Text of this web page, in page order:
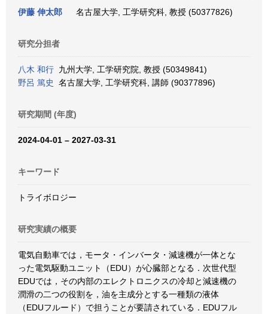
伊藤 伸太郎 名古屋大学, 工学研究科, 教授 (50377826)
研究分担者
八木 和行 九州大学, 工学研究院, 教授 (50349841)
野呂 篤史
名古屋大学, 工学研究科, 講師 (90377896)
研究期間 (年度)
2024-04-01 – 2027-03-31
キーワード
トライボロジー
研究実績の概要
電気自動車では，モータ・インバータ・減速機が一体とな
った電気駆動ユニット（EDU）が心臓部となる．次世代型
EDUでは，その内部のエレクトロニクスの冷却と減速機の
潤滑の二つの役割を，油を主成分とする一種類の液体
（EDUフルード）で担うことが要請されている．EDUフル